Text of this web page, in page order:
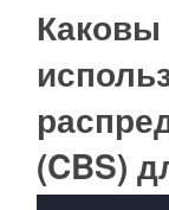
(CBS)